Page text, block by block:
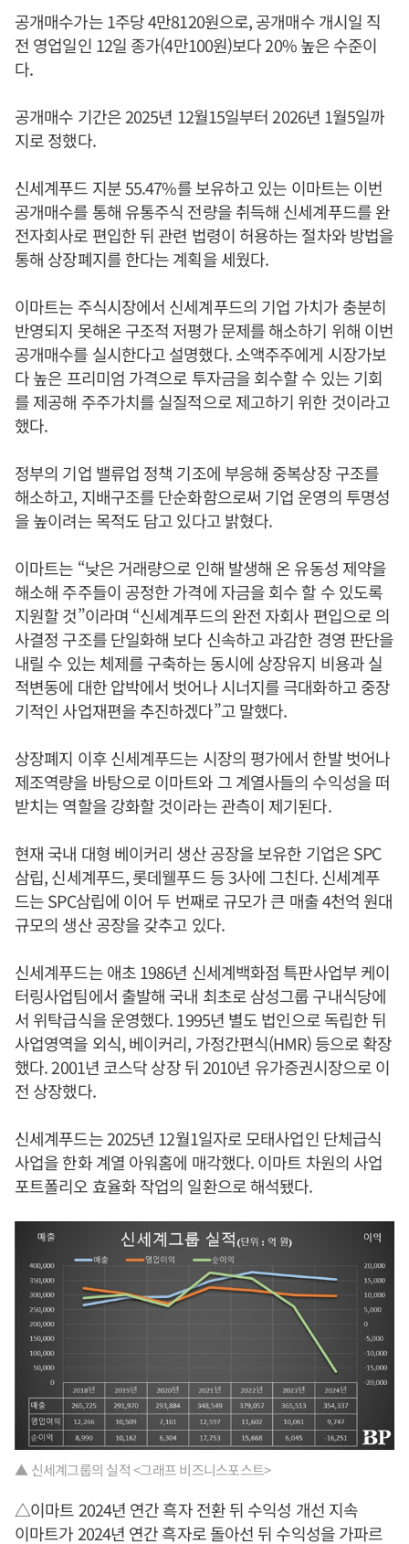
공개매수가는 1주당 4만8120원으로, 공개매수 개시일 직
전 영업일인 12일 종가(4만100원)보다 20% 높은 수준이
다.
공개매수 기간은 2025년 12월15일부터 2026년 1월5일까
지로 정했다.
신세계푸드 지분 55.47%를 보유하고 있는 이마트는 이번
공개매수를 통해 유통주식 전량을 취득해 신세계푸드를 완
전자회사로 편입한 뒤 관련 법령이 허용하는 절차와 방법을
통해 상장폐지를 한다는 계획을 세웠다.
이마트는 주식시장에서 신세계푸드의 기업 가치가 충분히
반영되지 못해온 구조적 저평가 문제를 해소하기 위해 이번
공개매수를 실시한다고 설명했다. 소액주주에게 시장가보
다 높은 프리미엄 가격으로 투자금을 회수할 수 있는 기회
를 제공해 주주가치를 실질적으로 제고하기 위한 것이라고
했다.
정부의 기업 밸류업 정책 기조에 부응해 중복상장 구조를
해소하고, 지배구조를 단순화함으로써 기업 운영의 투명성
을 높이려는 목적도 담고 있다고 밝혔다.
이마트는 “낮은 거래량으로 인해 발생해 온 유동성 제약을
해소해 주주들이 공정한 가격에 자금을 회수 할 수 있도록
지원할 것”이라며 “신세계푸드의 완전 자회사 편입으로 의
사결정 구조를 단일화해 보다 신속하고 과감한 경영 판단을
내릴 수 있는 체제를 구축하는 동시에 상장유지 비용과 실
적변동에 대한 압박에서 벗어나 시너지를 극대화하고 중장
기적인 사업재편을 추진하겠다”고 말했다.
상장폐지 이후 신세계푸드는 시장의 평가에서 한발 벗어나
제조역량을 바탕으로 이마트와 그 계열사들의 수익성을 떠
받치는 역할을 강화할 것이라는 관측이 제기된다.
현재 국내 대형 베이커리 생산 공장을 보유한 기업은 SPC
삼립, 신세계푸드, 롯데웰푸드 등 3사에 그친다. 신세계푸
드는 SPC삼립에 이어 두 번째로 규모가 큰 매출 4천억 원대
규모의 생산 공장을 갖추고 있다.
신세계푸드는 애초 1986년 신세계백화점 특판사업부 케이
터링사업팀에서 출발해 국내 최초로 삼성그룹 구내식당에
서 위탁급식을 운영했다. 1995년 별도 법인으로 독립한 뒤
사업영역을 외식, 베이커리, 가정간편식(HMR) 등으로 확장
했다. 2001년 코스닥 상장 뒤 2010년 유가증권시장으로 이
전 상장했다.
신세계푸드는 2025년 12월1일자로 모태사업인 단체급식
사업을 한화 계열 아워홈에 매각했다. 이마트 차원의 사업
포트폴리오 효율화 작업의 일환으로 해석됐다.
▲ 신세계그룹의 실적 <그래프 비즈니스포스트>
△이마트 2024년 연간 흑자 전환 뒤 수익성 개선 지속
이마트가 2024년 연간 흑자로 돌아선 뒤 수익성을 가파르